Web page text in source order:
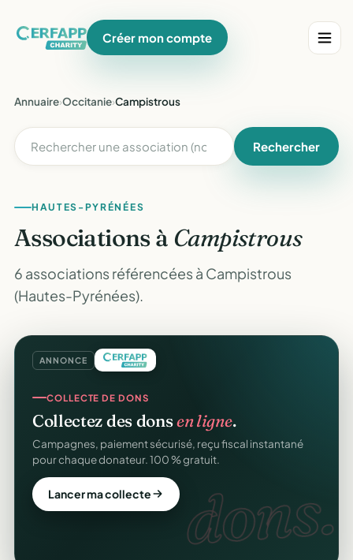
Créer mon compte
Annuaire›Occitanie›Campistrous
Rechercher
HAUTES-PYRÉNÉES
Associations à Campistrous
6 associations référencées à Campistrous
(Hautes-Pyrénées).
ANNONCE
CERFA
dons.
COLLECTE DE DONS
Collectez des donsen ligne.
Campagnes, paiement sécurisé, reçu fiscal instantané
pour chaque donateur. 100 % gratuit.
Lancer ma collecte